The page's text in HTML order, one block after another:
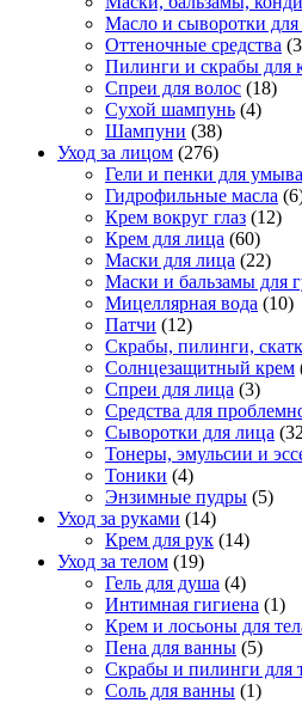
Масло и сыворотки для
Оттеночные средства
Пилинги и скрабы для
Спреи для волос (18)
Сухой шампунь (4)
Шампуни (38)
Уход за лицом (276)
Гели и пенки для
Гидрофильные масла
Крем вокруг глаз (12)
Крем для лица (60)
Маски для лица (22)
Маски и бальзамы для
Мицеллярная вода (10)
Патчи (12)
Скрабы, пилинги,
Солнцезащитный крем
Спреи для лица (3)
Средства для
Сыворотки для лица
Тонеры, эмульсии и
Тоники (4)
Энзимные пудры (5)
Уход за руками (14)
Крем для рук (14)
Уход за телом (19)
Гель для душа (4)
Интимная гигиена (1)
Крем и лосьоны для
Пена для ванны (5)
Скрабы и пилинги для
Соль для ванны (1)